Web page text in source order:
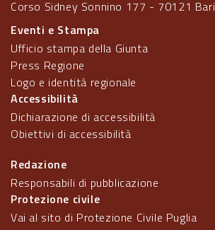
Corso Sidney Sonnino 177 - 70121 Bari
Eventi e Stampa
Ufficio stampa della Giunta
Press Regione
Logo e identità regionale
Accessibilità
Dichiarazione di accessibilità
Obiettivi di accessibilità
Redazione
Responsabili di pubblicazione
Protezione civile
Vai al sito di Protezione Civile Puglia